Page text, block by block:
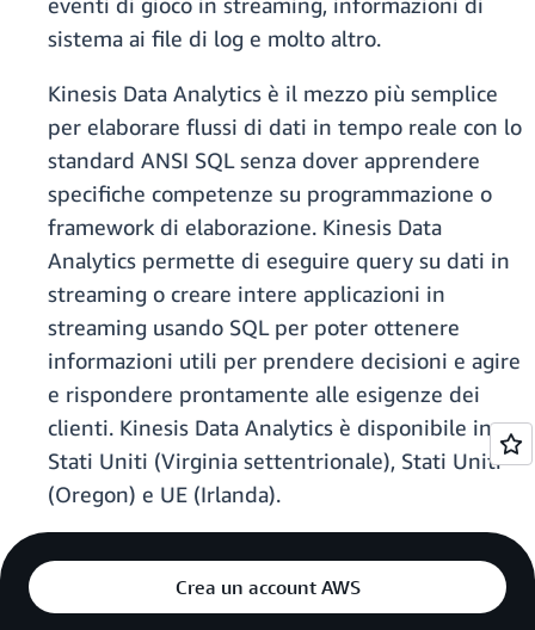
sistema ai file di log e molto altro.
Kinesis Data Analytics è il mezzo più semplice
per elaborare flussi di dati in tempo reale con lo
standard ANSI SQL senza dover apprendere
specifiche competenze su programmazione o
framework di elaborazione. Kinesis Data
Analytics permette di eseguire query su dati in
streaming o creare intere applicazioni in
streaming usando SQL per poter ottenere
informazioni utili per prendere decisioni e agire
e rispondere prontamente alle esigenze dei
clienti. Kinesis Data Analytics è disponibile in
Stati Uniti (Virginia settentrionale), Stati Uniti
(Oregon) e UE (Irlanda).
Crea un account AWS